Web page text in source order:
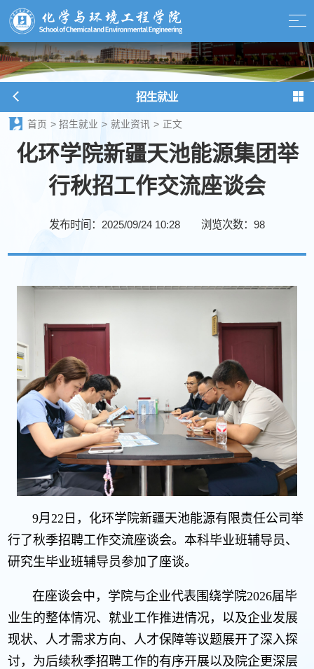
招生就业
首页 > 招生就业 > 就业资讯 > 正文
化环学院新疆天池能源集团举
行秋招工作交流座谈会
发布时间：2025/09/24 10:28 浏览次数： 98
9月22日，化环学院新疆天池能源有限责任公司举
行了秋季招聘工作交流座谈会。本科毕业班辅导员、
研究生毕业班辅导员参加了座谈。
在座谈会中，学院与企业代表围绕学院2026届毕
业生的整体情况、就业工作推进情况，以及企业发展
现状、人才需求方向、人才保障等议题展开了深入探
讨，为后续秋季招聘工作的有序开展以及院企更深层